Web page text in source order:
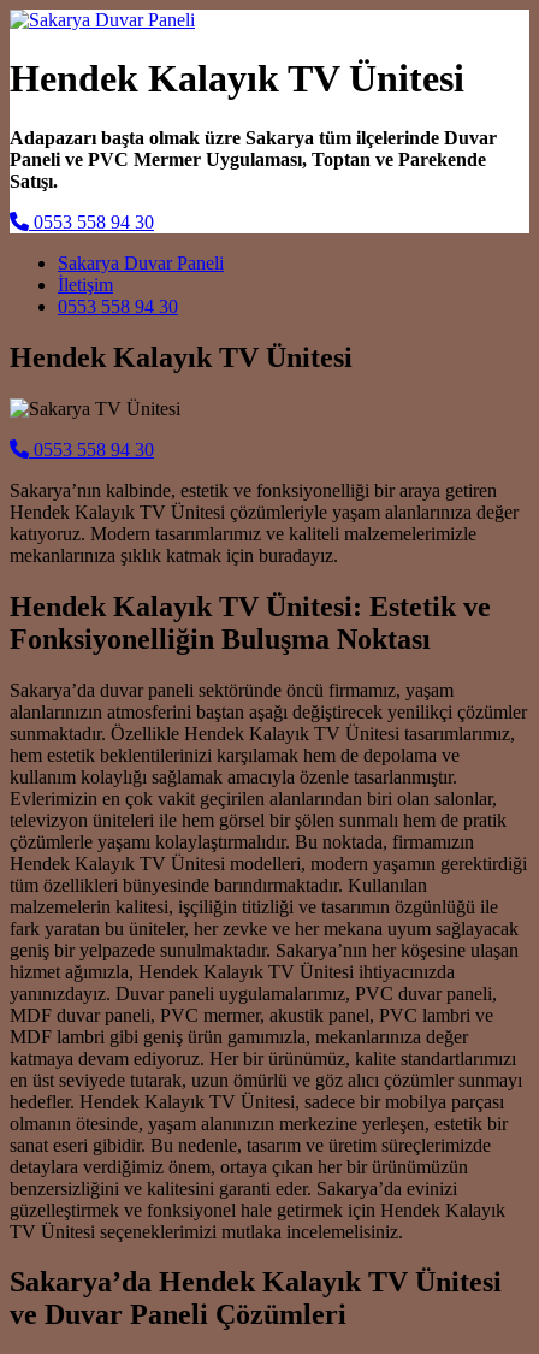
Hendek Kalayık TV Ünitesi
Adapazarı başta olmak üzre Sakarya tüm ilçelerinde Duvar
Paneli ve PVC Mermer Uygulaması, Toptan ve Parekende
Satışı.
0553 558 94 30
Main Navigation
Sakarya Duvar Paneli
İletişim
0553 558 94 30
Hendek Kalayık TV Ünitesi
0553 558 94 30
Sakarya’nın kalbinde, estetik ve fonksiyonelliği bir araya getiren
Hendek Kalayık TV Ünitesi çözümleriyle yaşam alanlarınıza değer
katıyoruz. Modern tasarımlarımız ve kaliteli malzemelerimizle
mekanlarınıza şıklık katmak için buradayız.
Hendek Kalayık TV Ünitesi: Estetik ve
Fonksiyonelliğin Buluşma Noktası
Sakarya’da duvar paneli sektöründe öncü firmamız, yaşam
alanlarınızın atmosferini baştan aşağı değiştirecek yenilikçi çözümler
sunmaktadır. Özellikle Hendek Kalayık TV Ünitesi tasarımlarımız,
hem estetik beklentilerinizi karşılamak hem de depolama ve
kullanım kolaylığı sağlamak amacıyla özenle tasarlanmıştır.
Evlerimizin en çok vakit geçirilen alanlarından biri olan salonlar,
televizyon üniteleri ile hem görsel bir şölen sunmalı hem de pratik
çözümlerle yaşamı kolaylaştırmalıdır. Bu noktada, firmamızın
Hendek Kalayık TV Ünitesi modelleri, modern yaşamın gerektirdiği
tüm özellikleri bünyesinde barındırmaktadır. Kullanılan
malzemelerin kalitesi, işçiliğin titizliği ve tasarımın özgünlüğü ile
fark yaratan bu üniteler, her zevke ve her mekana uyum sağlayacak
geniş bir yelpazede sunulmaktadır. Sakarya’nın her köşesine ulaşan
hizmet ağımızla, Hendek Kalayık TV Ünitesi ihtiyacınızda
yanınızdayız. Duvar paneli uygulamalarımız, PVC duvar paneli,
MDF duvar paneli, PVC mermer, akustik panel, PVC lambri ve
MDF lambri gibi geniş ürün gamımızla, mekanlarınıza değer
katmaya devam ediyoruz. Her bir ürünümüz, kalite standartlarımızı
en üst seviyede tutarak, uzun ömürlü ve göz alıcı çözümler sunmayı
hedefler. Hendek Kalayık TV Ünitesi, sadece bir mobilya parçası
olmanın ötesinde, yaşam alanınızın merkezine yerleşen, estetik bir
sanat eseri gibidir. Bu nedenle, tasarım ve üretim süreçlerimizde
detaylara verdiğimiz önem, ortaya çıkan her bir ürünümüzün
benzersizliğini ve kalitesini garanti eder. Sakarya’da evinizi
güzelleştirmek ve fonksiyonel hale getirmek için Hendek Kalayık
TV Ünitesi seçeneklerimizi mutlaka incelemelisiniz.
Sakarya’da Hendek Kalayık TV Ünitesi
ve Duvar Paneli Çözümleri